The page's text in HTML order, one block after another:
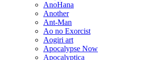
AnoHana
Another
Ant-Man
Ao no Exorcist
Aogiri art
Apocalypse Now
Apocalyptica